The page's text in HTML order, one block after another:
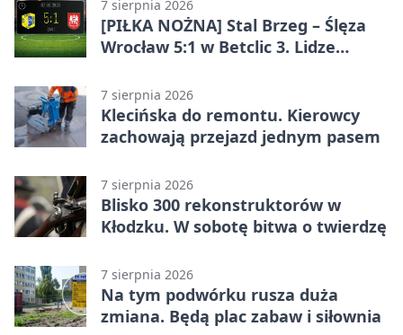
7 sierpnia 2026
[PIŁKA NOŻNA] Stal Brzeg – Ślęza
Wrocław 5:1 w Betclic 3. Lidze
porażka wrocławian
7 sierpnia 2026
Klecińska do remontu. Kierowcy
zachowają przejazd jednym pasem
7 sierpnia 2026
Blisko 300 rekonstruktorów w
Kłodzku. W sobotę bitwa o twierdzę
7 sierpnia 2026
Na tym podwórku rusza duża
zmiana. Będą plac zabaw i siłownia